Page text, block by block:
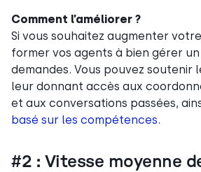
Comment l’améliorer ?
Si vous souhaitez augmenter
former vos agents à bien gérer
demandes. Vous pouvez soutenir
leur donnant accès aux
et aux conversations passées,
basé sur les compétences.
#2 : Vitesse moyenne